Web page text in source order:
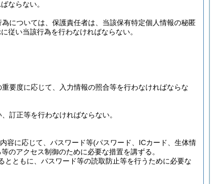
ならない。
為については、保護責任者は、当該保有特定個人情報の秘匿
従い当該行為を行わなければならない。
要度に応じて、入力情報の照合等を行わなければならな
訂正等を行わなければならない。
容に応じて、パスワード等(パスワード、ICカード、生体情
のアクセス制御のために必要な措置を講ずる。
ともに、パスワード等の読取防止等を行うために必要な